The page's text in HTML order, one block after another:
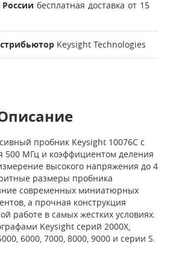
бесплатная доставка от 15
Keysight Technologies
пробник Keysight 10076C с
500 МГц и коэффициентом деления
высокого напряжения до 4
размеры пробника
современных миниатюрных
а прочная конструкция
работе в самых жестких условиях.
Keysight серий 2000X,
6000, 7000, 8000, 9000 и серии S.